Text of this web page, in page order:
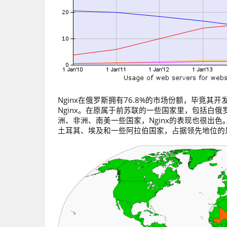
Nginx在俄罗斯拥有76.8%的市场份额，毕竟其
Nginx。在原属于前苏联的一些国家里，包括白
洲、非洲、南美一些国家，Nginx的表现也很出
土耳其、埃及和一些阿拉伯国家，占据领先地位的